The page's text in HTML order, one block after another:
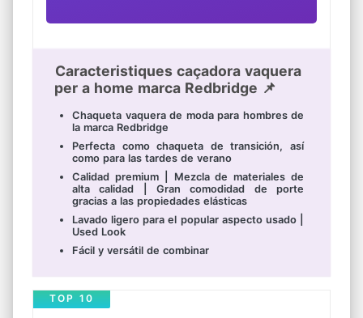
Caracteristiques caçadora vaquera
per a home marca Redbridge 📌
Chaqueta vaquera de moda para hombres de
la marca Redbridge
Perfecta como chaqueta de transición, así
como para las tardes de verano
Calidad premium | Mezcla de materiales de
alta calidad | Gran comodidad de porte
gracias a las propiedades elásticas
Lavado ligero para el popular aspecto usado |
Used Look
Fácil y versátil de combinar
TOP 10